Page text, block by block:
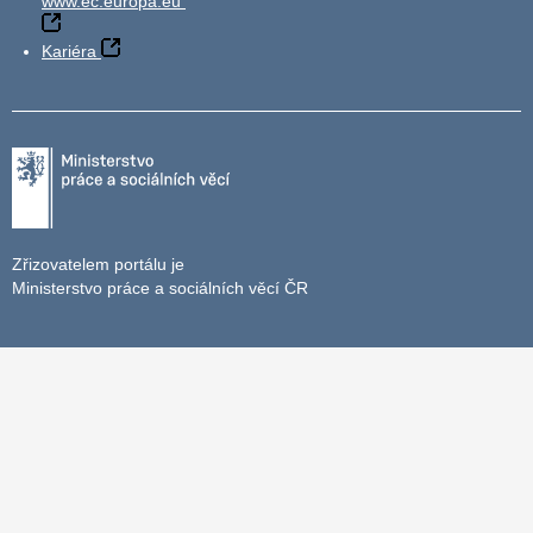
Kariéra
Zřizovatelem portálu je
Ministerstvo práce a sociálních věcí ČR